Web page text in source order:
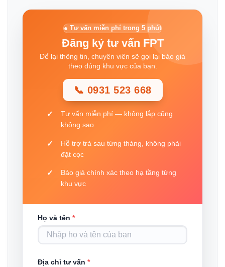
● Tư vấn miễn phí trong 5 phút
Đăng ký tư vấn FPT
Để lại thông tin, chuyên viên sẽ gọi lại báo giá
theo đúng khu vực của bạn.
📞 0931 523 668
Tư vấn miễn phí — không lắp cũng
không sao
Hỗ trợ trả sau từng tháng, không phải
đặt cọc
Báo giá chính xác theo hạ tầng từng
khu vực
Họ và tên *
Địa chỉ tư vấn *